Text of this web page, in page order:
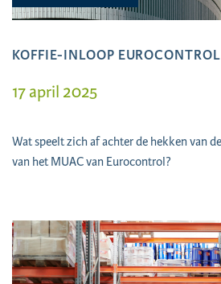
KOFFIE-INLOOP EUROCONTROL
17 april 2025
Wat speelt zich af achter de hekken van
van het MUAC van Eurocontrol?